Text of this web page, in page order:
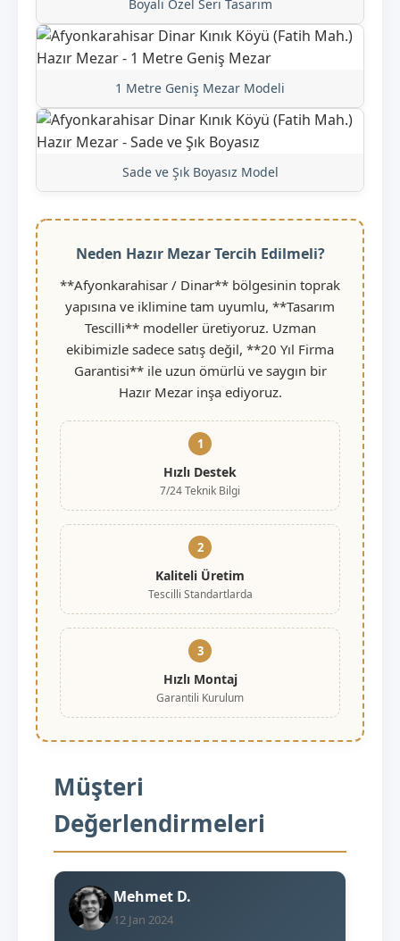
Boyalı Özel Seri Tasarım
1 Metre Geniş Mezar Modeli
Sade ve Şık Boyasız Model
Neden Hazır Mezar Tercih Edilmeli?
**Afyonkarahisar / Dinar** bölgesinin toprak
yapısına ve iklimine tam uyumlu, **Tasarım
Tescilli** modeller üretiyoruz. Uzman
ekibimizle sadece satış değil, **20 Yıl Firma
Garantisi** ile uzun ömürlü ve saygın bir
Hazır Mezar inşa ediyoruz.
1
Hızlı Destek
7/24 Teknik Bilgi
2
Kaliteli Üretim
Tescilli Standartlarda
3
Hızlı Montaj
Garantili Kurulum
Müşteri
Değerlendirmeleri
Mehmet D.
12 Jan 2024